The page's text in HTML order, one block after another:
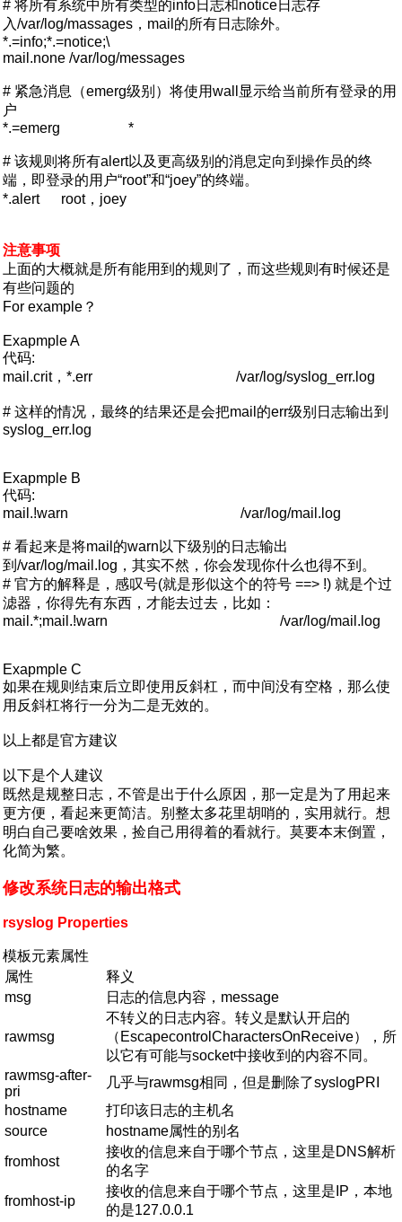
# 将所有系统中所有类型的info日志和notice日志存
入/var/log/massages，mail的所有日志除外。
*.=info;*.=notice;\
mail.none /var/log/messages
# 紧急消息（emerg级别）将使用wall显示给当前所有登录的用
户
*.=emerg *
# 该规则将所有alert以及更高级别的消息定向到操作员的终
端，即登录的用户“root”和“joey”的终端。
*.alert root，joey
注意事项
上面的大概就是所有能用到的规则了，而这些规则有时候还是
有些问题的
For example？
Exapmple A
代码:
mail.crit，*.err /var/log/syslog_err.log
# 这样的情况，最终的结果还是会把mail的err级别日志输出到
syslog_err.log
Exapmple B
代码:
mail.!warn /var/log/mail.log
# 看起来是将mail的warn以下级别的日志输出
到/var/log/mail.log，其实不然，你会发现你什么也得不到。
# 官方的解释是，感叹号(就是形似这个的符号 ==> !) 就是个过
滤器，你得先有东西，才能去过去，比如：
mail.*;mail.!warn /var/log/mail.log
Exapmple C
如果在规则结束后立即使用反斜杠，而中间没有空格，那么使
用反斜杠将行一分为二是无效的。
以上都是官方建议
以下是个人建议
既然是规整日志，不管是出于什么原因，那一定是为了用起来
更方便，看起来更简洁。别整太多花里胡哨的，实用就行。想
明白自己要啥效果，捡自己用得着的看就行。莫要本末倒置，
化简为繁。
修改系统日志的输出格式
rsyslog Properties
模板元素属性
属性
释义
msg
日志的信息内容，message
rawmsg
不转义的日志内容。转义是默认开启的
（EscapecontrolCharactersOnReceive），所
以它有可能与socket中接收到的内容不同。
rawmsg-after-
pri
几乎与rawmsg相同，但是删除了syslogPRI
hostname
打印该日志的主机名
source
hostname属性的别名
fromhost
接收的信息来自于哪个节点，这里是DNS解析
的名字
fromhost-ip
接收的信息来自于哪个节点，这里是IP，本地
的是127.0.0.1